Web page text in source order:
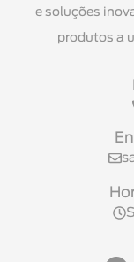
e soluções
produtos a